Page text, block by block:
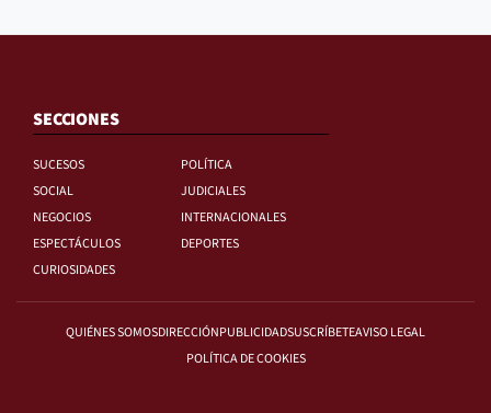
SECCIONES
SUCESOS
POLÍTICA
SOCIAL
JUDICIALES
NEGOCIOS
INTERNACIONALES
ESPECTÁCULOS
DEPORTES
CURIOSIDADES
QUIÉNES SOMOSDIRECCIÓNPUBLICIDADSUSCRÍBETEAVISO LEGAL
POLÍTICA DE COOKIES